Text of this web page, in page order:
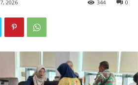
2026 0
344